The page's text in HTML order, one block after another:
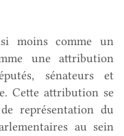
moins comme un
une attribution
sénateurs et
Cette attribution se
représentation du
au sein